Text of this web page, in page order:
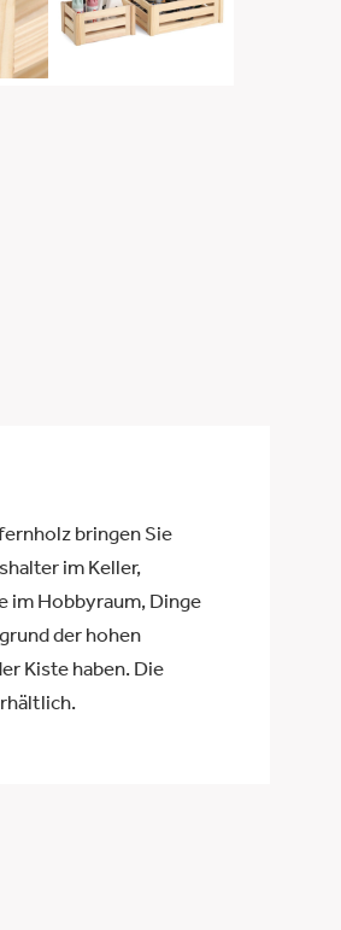
bringen Sie
im Keller,
im Hobbyraum, Dinge
der hohen
Kiste haben. Die